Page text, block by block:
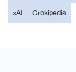
xAI
Grokipedia